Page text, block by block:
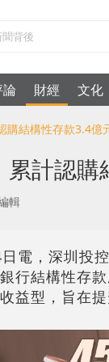
財經 文化
購結構性存款3.4億
計認
輯
電，深圳投
行結構性存
益型，旨在